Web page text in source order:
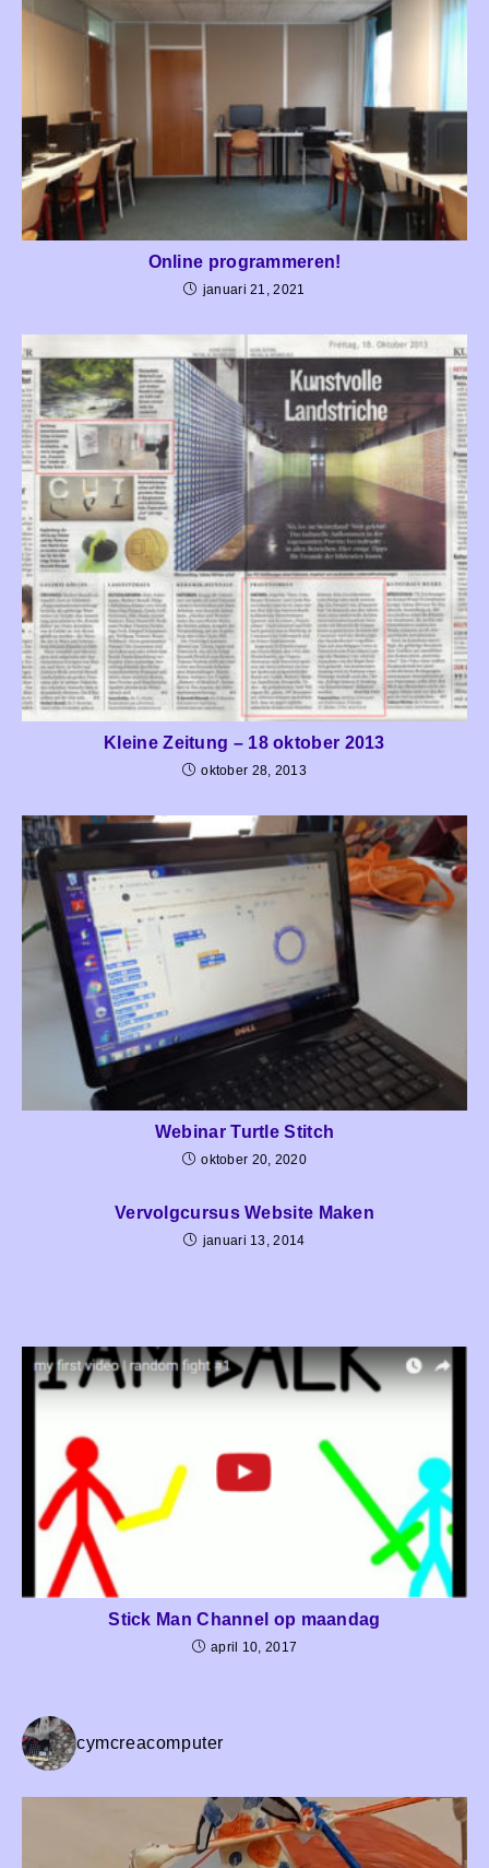
Online programmeren!
januari 21, 2021
Kleine Zeitung – 18 oktober 2013
oktober 28, 2013
Webinar Turtle Stitch
oktober 20, 2020
Vervolgcursus Website Maken
januari 13, 2014
Stick Man Channel op maandag
april 10, 2017
cymcreacomputer